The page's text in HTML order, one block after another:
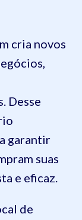
cria novos
Desse
garantir
suas
e eficaz.
de